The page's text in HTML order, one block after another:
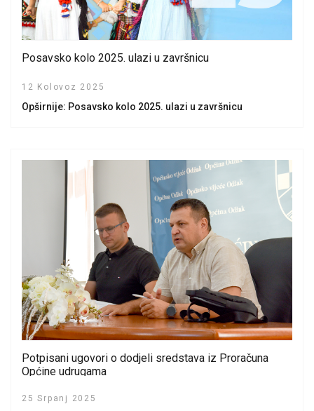
Posavsko kolo 2025. ulazi u završnicu
12 Kolovoz 2025
Opširnije: Posavsko kolo 2025. ulazi u završnicu
Potpisani ugovori o dodjeli sredstava iz Proračuna
Općine udrugama
25 Srpanj 2025